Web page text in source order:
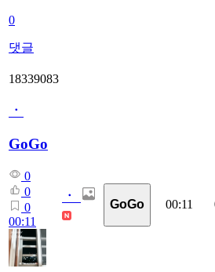
0
댓글
18339083
ㆍ
GoGo
0
0
0
00:11
ㆍ
GoGo 00:11